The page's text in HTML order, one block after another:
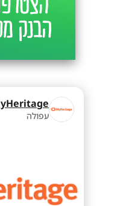
עפולה